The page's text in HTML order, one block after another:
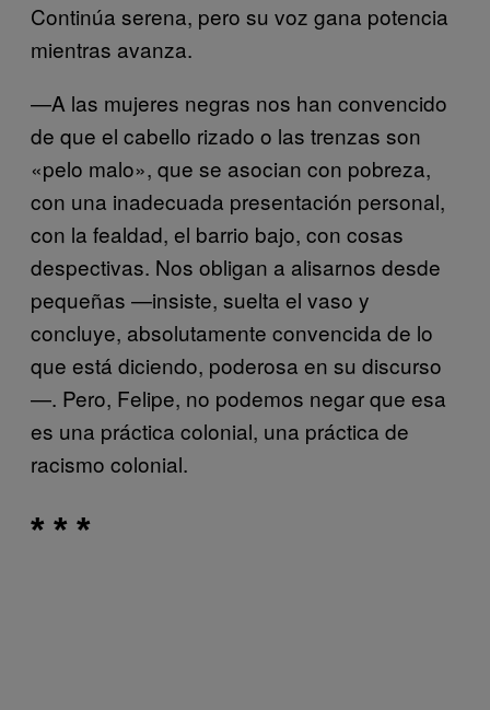
Continúa serena, pero su voz gana potencia
mientras avanza.
—A las mujeres negras nos han convencido
de que el cabello rizado o las trenzas son
«pelo malo», que se asocian con pobreza,
con una inadecuada presentación personal,
con la fealdad, el barrio bajo, con cosas
despectivas. Nos obligan a alisarnos desde
pequeñas —insiste, suelta el vaso y
concluye, absolutamente convencida de lo
que está diciendo, poderosa en su discurso
—. Pero, Felipe, no podemos negar que esa
es una práctica colonial, una práctica de
racismo colonial.
* * *